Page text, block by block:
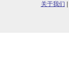
关于我们